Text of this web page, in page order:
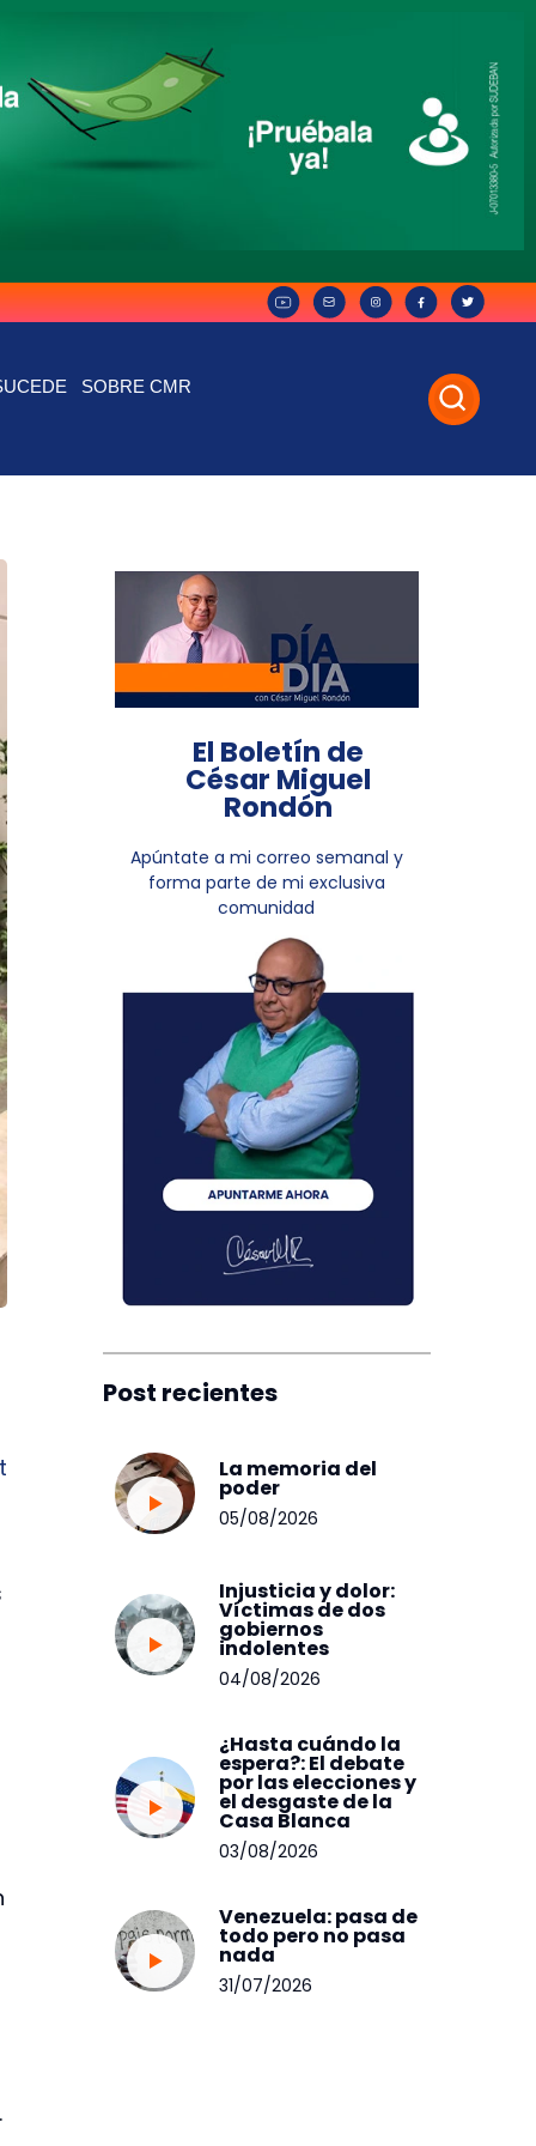
SOBRE CMR
El Boletín de
César Miguel
Rondón
Apúntate a mi correo semanal y
forma parte de mi exclusiva
comunidad
Post recientes
La memoria del
poder
05/08/2026
Injusticia y dolor:
Víctimas de dos
gobiernos
indolentes
04/08/2026
¿Hasta cuándo la
espera?: El debate
por las elecciones y
el desgaste de la
Casa Blanca
03/08/2026
Venezuela: pasa de
todo pero no pasa
nada
31/07/2026